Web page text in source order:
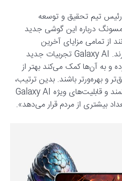
تیم تحقیق و توسعه
درباره این گوشی جدید
از تمامی مزایای آخرین
نوآوری‌های موبایلی ما لذت ببرند. Galaxy AI تجربیات جدید
و به آن‌ها کمک می‌کند بهتر از
و بهره‌ورتر باشند. بدین ترتیب،
Galaxy S24 FE عملکرد قدرتمند و قابلیت‌های ویژه Galaxy AI